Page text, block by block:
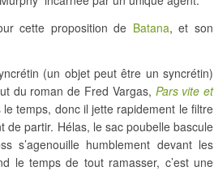
cette proposition de Batana, et son
(un objet peut être un syncrétin)
du roman de Fred Vargas, Pars vite et
temps, donc il jette rapidement le filtre
partir. Hélas, le sac poubelle bascule
humblement devant les
le temps de tout ramasser, c’est une